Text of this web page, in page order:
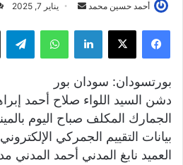
أحمد حسين محمد
ل
ر
ي
د
ا
إ
يناير 7, 2025
فيسبوك لينكدإن واتساب
بورتسودان: سودان بور
دشن السيد اللواء صلاح أحمد
الجمارك المكلف صباح اليوم
بيانات التقييم الجمركي
العميد نابغ المدني أحمد المدني